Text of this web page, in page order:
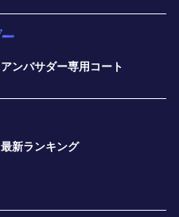
アンバサダー専用コート
最新ランキング